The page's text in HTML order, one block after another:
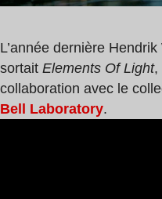
L’année dernière
sortait Elements Of Light,
collaboration avec le
Bell Laboratory.